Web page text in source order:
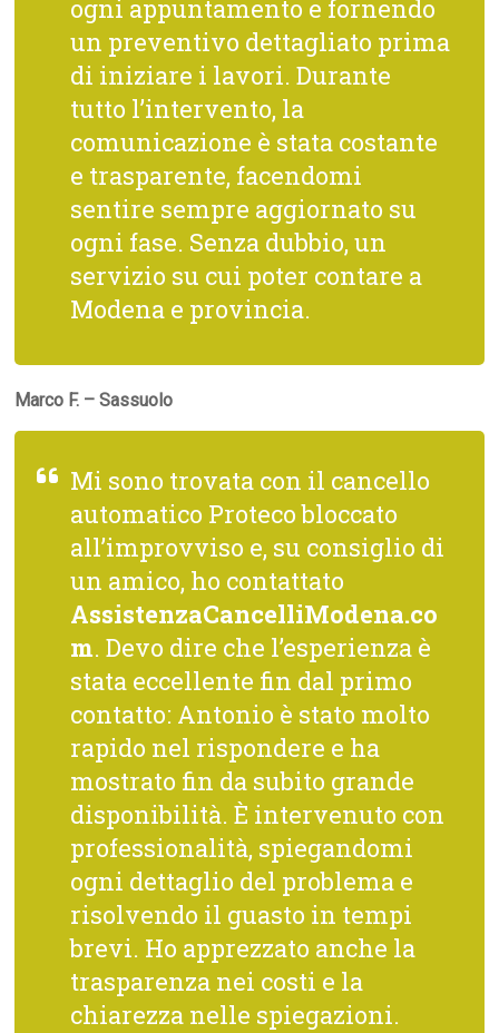
ogni appuntamento e fornendo
un preventivo dettagliato prima
di iniziare i lavori. Durante
tutto l’intervento, la
comunicazione è stata costante
e trasparente, facendomi
sentire sempre aggiornato su
ogni fase. Senza dubbio, un
servizio su cui poter contare a
Modena e provincia.
Marco F. – Sassuolo
Mi sono trovata con il cancello
automatico Proteco bloccato
all’improvviso e, su consiglio di
un amico, ho contattato
AssistenzaCancelliModena.co
m. Devo dire che l’esperienza è
stata eccellente fin dal primo
contatto: Antonio è stato molto
rapido nel rispondere e ha
mostrato fin da subito grande
disponibilità. È intervenuto con
professionalità, spiegandomi
ogni dettaglio del problema e
risolvendo il guasto in tempi
brevi. Ho apprezzato anche la
trasparenza nei costi e la
chiarezza nelle spiegazioni.